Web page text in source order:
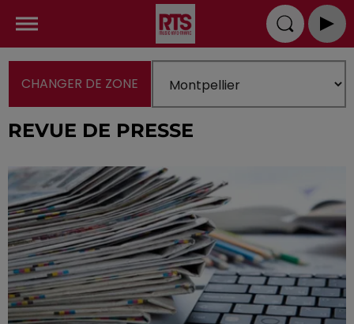
CHANGER DE ZONE
REVUE DE PRESSE